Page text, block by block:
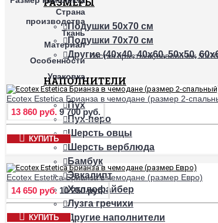
Подушки 50х70 см
Подушки 70х70 см
Другие (40х40, 40х60, 50х50,
НАПОЛНИТЕЛИ
Пух
Пух-перо
Шерсть овцы
Шерсть верблюда
Бамбук
Эвкалипт
Холлофайбер
Лузга гречихи
Другие наполнители
Страна
производства
Ткань
Материал
Особенности Состав простыни, наволочек
Упаковка
Ecotex Estetica Брианза в чемодане (размер 2-
13 860 руб. 9 700 руб.
КУПИТЬ
Ecotex Estetica Брианза в чемодане (размер Евро)
14 650 руб. 10 250 руб.
КУПИТЬ